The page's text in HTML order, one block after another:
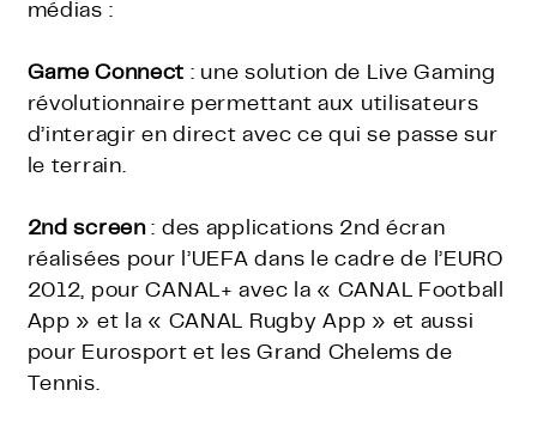
médias :
Game Connect : une solution de Live Gaming
révolutionnaire permettant aux utilisateurs
d’interagir en direct avec ce qui se passe sur
le terrain.
2nd screen: des applications 2nd écran
réalisées pour l’UEFA dans le cadre de l’EURO
2012, pour CANAL+ avec la « CANAL Football
App » et la « CANAL Rugby App » et aussi
pour Eurosport et les Grand Chelems de
Tennis.